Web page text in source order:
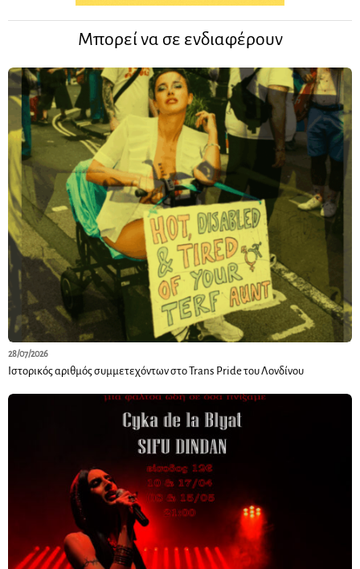
Μπορεί να σε ενδιαφέρουν
28/07/2026
Ιστορικός αριθμός συμμετεχόντων στο Trans Pride του Λονδίνου